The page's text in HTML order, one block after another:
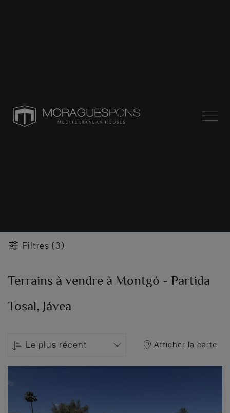
Filtres (3)
Terrains à vendre à Montgó - Partida
Tosal, Jávea
Le plus récent Afficher la carte